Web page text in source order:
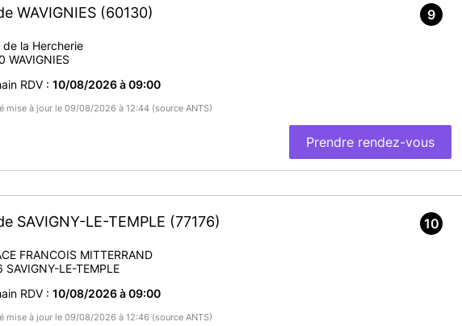
WAVIGNIES (60130)
de la Hercherie
WAVIGNIES
RDV : 10/08/2026 à 09:00
mise à jour le 09/08/2026 à 12:44 (source ANTS)
Prendre rendez-vous
9
SAVIGNY-LE-TEMPLE (77176)
FRANCOIS MITTERRAND
SAVIGNY-LE-TEMPLE
RDV : 10/08/2026 à 09:00
mise à jour le 09/08/2026 à 12:46 (source ANTS)
10